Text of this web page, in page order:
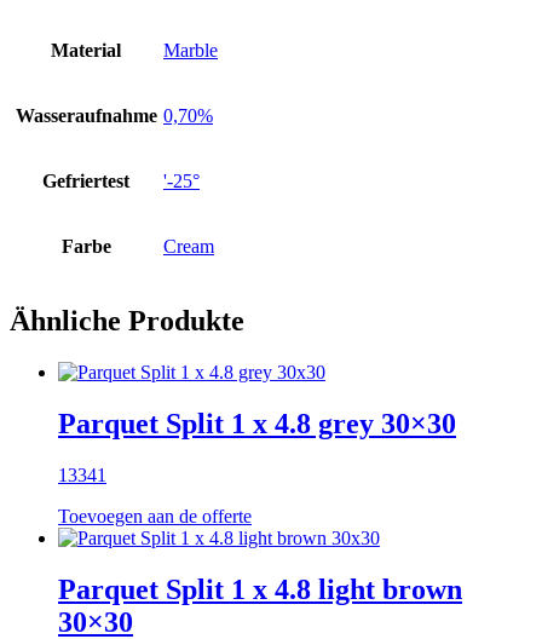
Material Marble
Wasseraufnahme 0,70%
Gefriertest '-25°
Farbe Cream
Ähnliche Produkte
Parquet Split 1 x 4.8 grey 30×30
13341
Toevoegen aan de offerte
Parquet Split 1 x 4.8 light brown
30×30